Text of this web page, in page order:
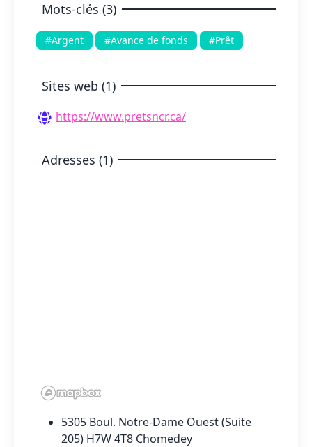
Mots-clés (3)
#Argent #Avance de fonds #Prêt
Sites web (1)
https://www.pretsncr.ca/
Adresses (1)
5305 Boul. Notre-Dame Ouest (Suite
205) H7W 4T8 Chomedey